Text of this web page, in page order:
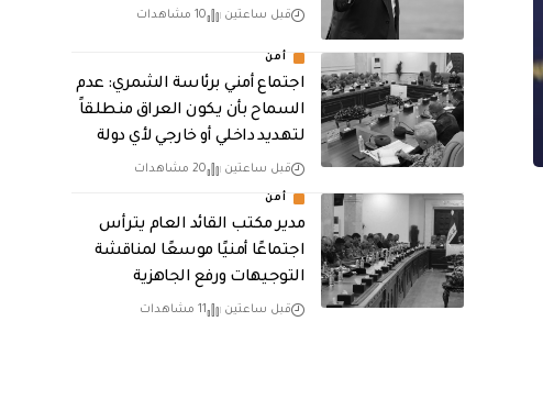
قبل ساعتين 10 مشاهدات
أمن
اجتماع أمني برئاسة الشمري: عدم
السماح بأن يكون العراق منطلقاً
لتهديد داخلي أو خارجي لأي دولة
قبل ساعتين 20 مشاهدات
أمن
مدير مكتب القائد العام يترأس
اجتماعًا أمنيًا موسعًا لمناقشة
التوجيهات ورفع الجاهزية
قبل ساعتين 11 مشاهدات